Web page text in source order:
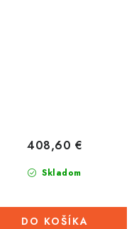
Skladom
408,60 €
DO KOŠÍKA